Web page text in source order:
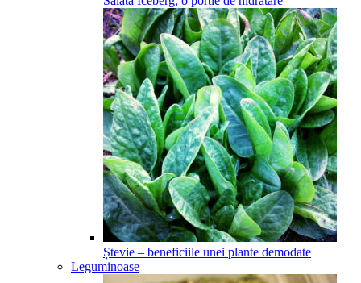
Ștevie – beneficiile unei plante demodate
Leguminoase